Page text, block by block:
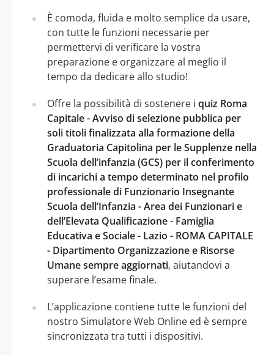
È comoda, fluida e molto semplice da usare,
con tutte le funzioni necessarie per
permettervi di verificare la vostra
preparazione e organizzare al meglio il
tempo da dedicare allo studio!
Offre la possibilità di sostenere i quiz Roma
Capitale - Avviso di selezione pubblica per
soli titoli finalizzata alla formazione della
Graduatoria Capitolina per le Supplenze nella
Scuola dell’infanzia (GCS) per il conferimento
di incarichi a tempo determinato nel profilo
professionale di Funzionario Insegnante
Scuola dell’Infanzia - Area dei Funzionari e
dell’Elevata Qualificazione - Famiglia
Educativa e Sociale - Lazio - ROMA CAPITALE
- Dipartimento Organizzazione e Risorse
Umane sempre aggiornati, aiutandovi a
superare l’esame finale.
L’applicazione contiene tutte le funzioni del
nostro Simulatore Web Online ed è sempre
sincronizzata tra tutti i dispositivi.